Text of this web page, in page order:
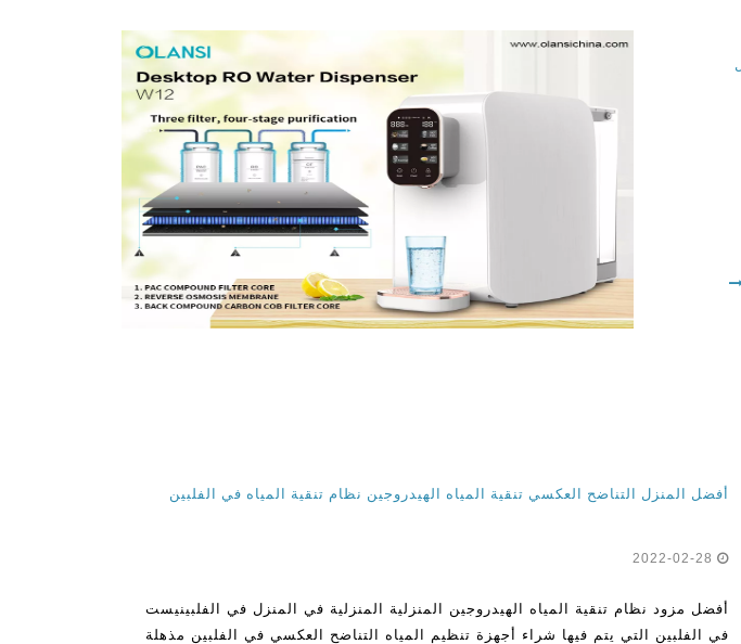
أفضل المنزل التناضح العكسي تنقية المياه الهيدروجين نظام تنقية المياه في الفلبين
أفضل مزود نظام تنقية المياه الهيدروجين المنزلية المنزلية في المنزل في الفلبينيست
في الفلبين التي يتم فيها شراء أجهزة تنظيم المياه التناضح العكسي في الفلبين مذهلة